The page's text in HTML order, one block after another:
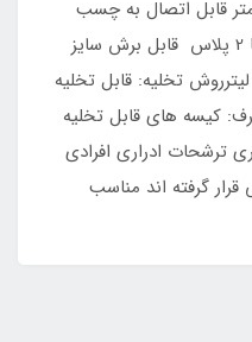
انطباق: 60 میلی متر قابل اتصال به چسب
های پایه پروکسیما 2 و پروکسیما 2 پلاس قابل برش سایز
کیسه: 650 میلی لیترروش تخلیه: قابل تخلیه
کیسه های قابل تخلیه
ترشحات ادراری افرادی
گرفته اند مناسب